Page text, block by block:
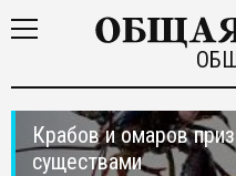
Крабов и омаров
существами